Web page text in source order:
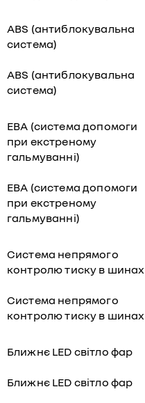
ABS (антиблокувальна
система)
ABS (антиблокувальна
система)
EBA (система допомоги
при екстреному
гальмуванні)
EBA (система допомоги
при екстреному
гальмуванні)
Система непрямого
контролю тиску в шинах
Система непрямого
контролю тиску в шинах
Ближнє LED світло фар
Ближнє LED світло фар